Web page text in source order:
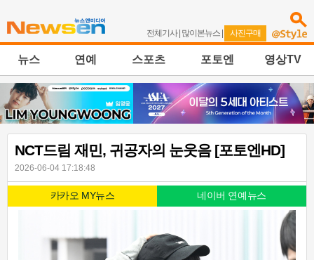
전체기사| 많이본뉴스 | 사진구매
뉴스 연예 스포츠 포토엔 영상TV
NCT드림 재민, 귀공자의 눈웃음 [포토엔HD]
2026-06-04 17:18:48
카카오 MY뉴스 네이버 연예뉴스